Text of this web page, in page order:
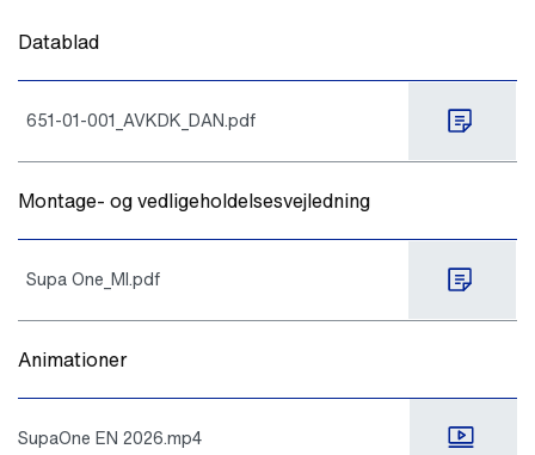
Datablad
651-01-001_AVKDK_DAN.pdf
Montage- og vedligeholdelsesvejledning
Supa One_MI.pdf
Animationer
SupaOne EN 2026.mp4